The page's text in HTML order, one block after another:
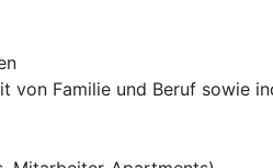
Familie und Beruf sowie